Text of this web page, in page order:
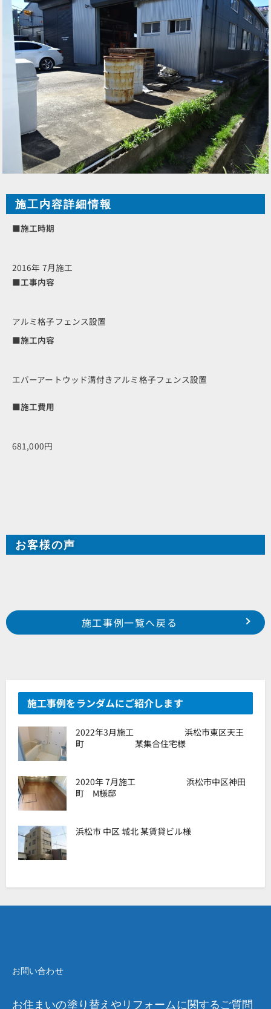
施工内容詳細情報
■施工時期
2016年 7月施工
■工事内容
アルミ格子フェンス設置
■施工内容
エバーアートウッド溝付きアルミ格子フェンス設置
■施工費用
681,000円
お客様の声
Prev
浜松市 南区 米津町 H様邸 浜松市 南区 白羽町 O様邸
施工事例一覧へ戻る
施工事例をランダムにご紹介します
2022年3月施工 浜松市東区天王
町 某集合住宅様
2020年 7月施工 浜松市中区神田
町 M様邸
浜松市 中区 城北 某賃貸ビル様
お問い合わせ
お住まいの塗り替えやリフォームに関するご質問